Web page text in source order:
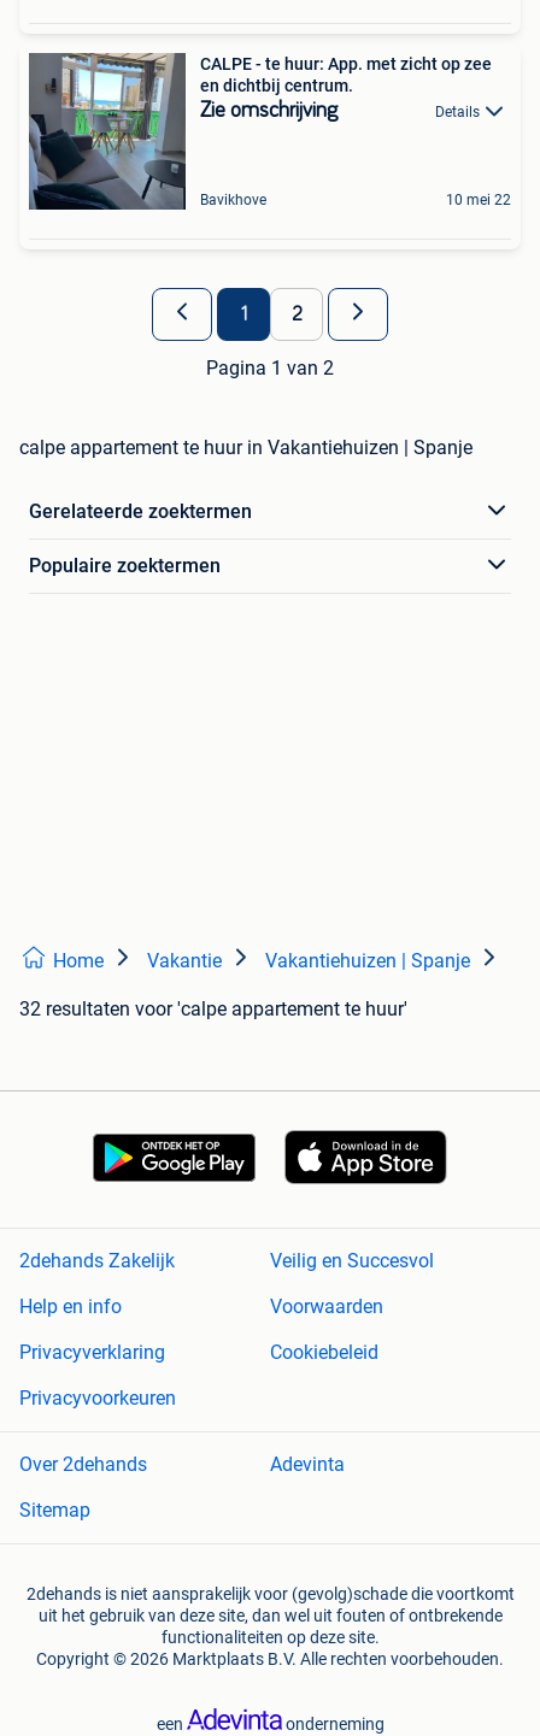
CALPE - te huur: App. met zicht op zee
en dichtbij centrum.
Zie omschrijving Details
Bavikhove 10 mei 22
1 2
Pagina 1 van 2
calpe appartement te huur in Vakantiehuizen | Spanje
Gerelateerde zoektermen
Populaire zoektermen
Home Vakantie Vakantiehuizen | Spanje
32 resultaten voor 'calpe appartement te huur'
2dehands Zakelijk
Veilig en Succesvol
Help en info
Voorwaarden
Privacyverklaring
Cookiebeleid
Privacyvoorkeuren
Over 2dehands
Adevinta
Sitemap
2dehands is niet aansprakelijk voor (gevolg)schade die voortkomt
uit het gebruik van deze site, dan wel uit fouten of ontbrekende
functionaliteiten op deze site.
Copyright © 2026 Marktplaats B.V. Alle rechten voorbehouden.
een onderneming